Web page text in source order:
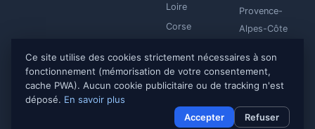
Loire
Corse
Hauts-de-
France
Provence-
Alpes-Côte
Mentions légales·Politique de confidentialité
Ce site utilise des cookies strictement nécessaires à son
fonctionnement (mémorisation de votre consentement,
cache PWA). Aucun cookie publicitaire ou de tracking n'est
déposé. En savoir plus
Accepter Refuser